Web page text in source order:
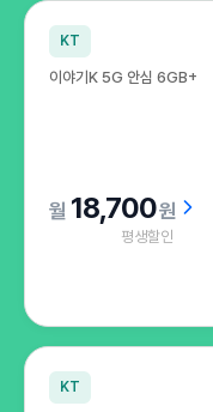
부담은 덜고, 속도는 더하는
KT
이야기K 5G 안심 6GB+
18,700원
평생할인
KT